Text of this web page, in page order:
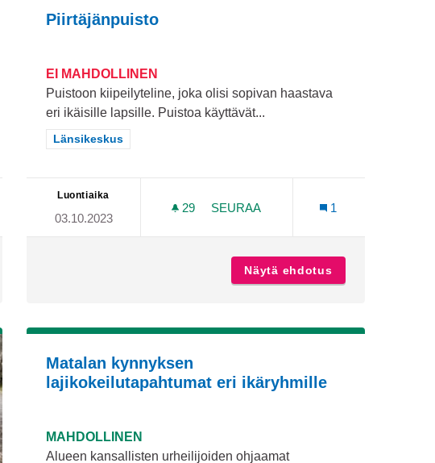
VÄLILLÄ LÄNSIKAARI - PERNONTIE
Paavonpolusta kuntoon välillä Länsikaari - Pernontie
Piirtäjänpuisto
EI MAHDOLLINEN
Puistoon kiipeilyteline, joka olisi sopivan haastava
eri ikäisille lapsille. Puistoa käyttävät...
Rajaa tulokset teeman mukaan: Länsikeskus
Länsikeskus
Luontiaika
03.10.2023
29 29 SEURAAJAA
SEURAA
1
Näytä ehdotus
Matalan kynnyksen
lajikokeilutapahtumat eri ikäryhmille
MAHDOLLINEN
Alueen kansallisten urheilijoiden ohjaamat